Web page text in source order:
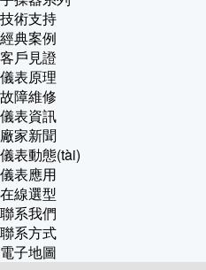
技術支持
經典案例
客戶見證
儀表原理
故障維修
儀表資訊
廠家新聞
儀表動態(tài)
儀表應用
在線選型
聯系我們
聯系方式
電子地圖